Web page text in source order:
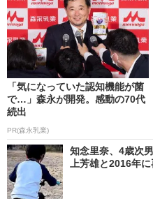
「気になっていた認知機能が菌
で…」森永が開発。感動の70代
続出
PR(森永乳業)
知念里奈、4歳次
上芳雄と2016年